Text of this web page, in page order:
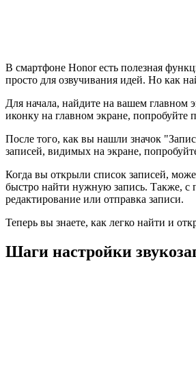
В смартфоне Honor есть полезная
просто для озвучивания идей. Но как
Для начала, найдите на вашем главном
иконку на главном экране, попробуйте
После того, как вы нашли значок
записей, видимых на экране,
Когда вы открыли список записей,
быстро найти нужную запись. Также, с
редактирование или отправка записи.
Теперь вы знаете, как легко найти и
Шаги настройки